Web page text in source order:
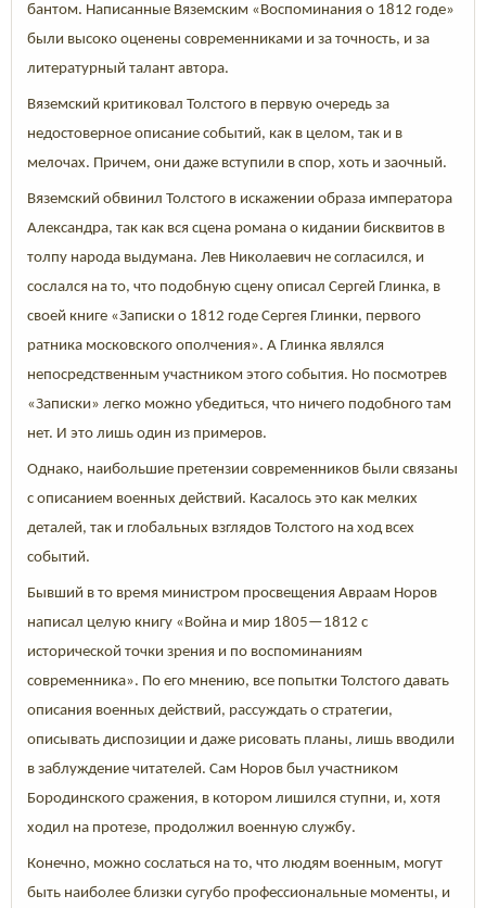
бантом. Написанные Вяземским «Воспоминания о 1812 годе»
были высоко оценены современниками и за точность, и за
литературный талант автора.
Вяземский критиковал Толстого в первую очередь за
недостоверное описание событий, как в целом, так и в
мелочах. Причем, они даже вступили в спор, хоть и заочный.
Вяземский обвинил Толстого в искажении образа императора
Александра, так как вся сцена романа о кидании бисквитов в
толпу народа выдумана. Лев Николаевич не согласился, и
сослался на то, что подобную сцену описал Сергей Глинка, в
своей книге «Записки о 1812 годе Сергея Глинки, первого
ратника московского ополчения». А Глинка являлся
непосредственным участником этого события. Но посмотрев
«Записки» легко можно убедиться, что ничего подобного там
нет. И это лишь один из примеров.
Однако, наибольшие претензии современников были связаны
с описанием военных действий. Касалось это как мелких
деталей, так и глобальных взглядов Толстого на ход всех
событий.
Бывший в то время министром просвещения Авраам Норов
написал целую книгу «Война и мир 1805—1812 с
исторической точки зрения и по воспоминаниям
современника». По его мнению, все попытки Толстого давать
описания военных действий, рассуждать о стратегии,
описывать диспозиции и даже рисовать планы, лишь вводили
в заблуждение читателей. Сам Норов был участником
Бородинского сражения, в котором лишился ступни, и, хотя
ходил на протезе, продолжил военную службу.
Конечно, можно сослаться на то, что людям военным, могут
быть наиболее близки сугубо профессиональные моменты, и